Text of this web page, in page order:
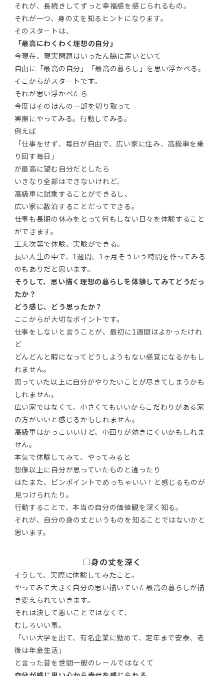
それが、長続きしてずっと幸福感を感じられるもの。
それが一つ、身の丈を知るヒントになります。
そのスタートは、
「最高にわくわく理想の自分」
今現在、現実問題はいったん脇に置いといて
自由に「最高の自分」「最高の暮らし」を思い浮かべる。
そこからがスタートです。
それが思い浮かべたら
今度はそのほんの一部を切り取って
実際にやってみる。行動してみる。
例えば
「仕事をせず、毎日が自由で、広い家に住み、高級車を乗
り回す毎日」
が最高に望む自分だとしたら
いきなり全部はできないけれど、
高級車に試乗することができるし、
広い家に数泊することだってできる。
仕事も長期の休みをとって何もしない日々を体験すること
ができます。
工夫次第で体験、実験ができる。
長い人生の中で、1週間、1ヶ月そういう時間を作ってみる
のもありだと思います。
そうして、思い描く理想の暮らしを体験してみてどうだっ
たか？
どう感じ、どう思ったか？
ここからが大切なポイントです。
仕事をしないと言うことが、最初に1週間はよかったけれ
ど
どんどんと暇になってどうしようもない感覚になるかもし
れません。
思っていた以上に自分がやりたいことが尽きてしまうかも
しれません。
広い家ではなくて、小さくてもいいからこだわりがある家
の方がいいと感じるかもしれません。
高級車はかっこいいけど、小回りが効きにくいかもしれま
せん。
本気で体験してみて、やってみると
想像以上に自分が思っていたものと違ったり
はたまた、ピンポイントでめっちゃいい！と感じるものが
見つけられたり。
行動することで、本当の自分の価値観を深く知る。
それが、自分の身の丈というものを知ることではないかと
思います。
□身の丈を深く
そうして、実際に体験してみたこと。
やってみて大きく自分の思い描いていた最高の暮らしが描
き変えられていきます。
それは決して悪いことではなくて、
むしろいい事。
「いい大学を出て、有名企業に勤めて、定年まで安泰、老
後は年金生活」
と言った昔を世間一般のレールではなくて